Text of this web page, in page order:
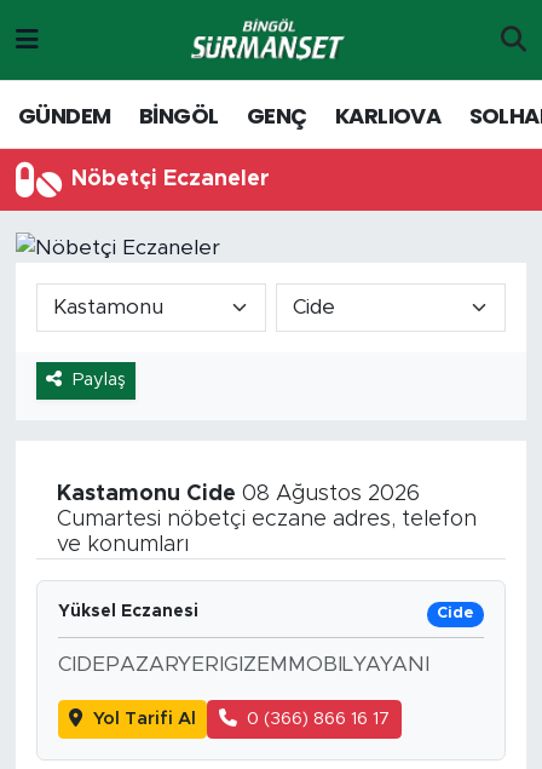
GÜNDEM BİNGÖL GENÇ KARLIOVA
Nöbetçi Eczaneler
Paylaş
Kastamonu Cide 08 Ağustos 2026
Cumartesi nöbetçi eczane adres, telefon
ve konumları
Yüksel Eczanesi Cide
CIDEPAZARYERIGIZEMMOBILYAYANI
Yol Tarifi Al 0 (366) 866 16 17
Genç
Solhan
Adaklı-Kiğı
Yayladere-Yedisu
Siyaset
Spor
Sağlık
Merkez Hava Durumu
Merkez Trafik Yoğunluk Haritası
Tüm Manşetler
Son Dakika Haberleri